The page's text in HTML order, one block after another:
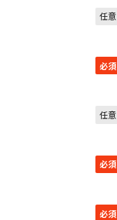
任意
必須
任意
必須
必須